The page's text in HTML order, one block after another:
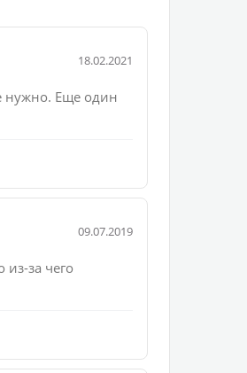
18.02.2021
нужно. Еще один
09.07.2019
за чего